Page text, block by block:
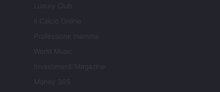
Luxury Club
Il Calcio Online
Professione mamma
World Music
Investimenti Magazine
Money 365